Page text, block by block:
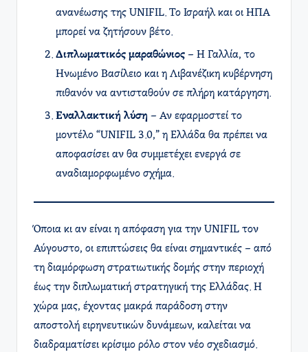
ανανέωσης της UNIFIL. Το Ισραήλ και οι ΗΠΑ
μπορεί να ζητήσουν βέτο.
Διπλωματικός μαραθώνιος – Η Γαλλία, το
Ηνωμένο Βασίλειο και η Λιβανέζικη κυβέρνηση
πιθανόν να αντισταθούν σε πλήρη κατάργηση.
Εναλλακτική λύση – Αν εφαρμοστεί το
μοντέλο “UNIFIL 3.0,” η Ελλάδα θα πρέπει να
αποφασίσει αν θα συμμετέχει ενεργά σε
αναδιαμορφωμένο σχήμα.
Όποια κι αν είναι η απόφαση για την UNIFIL τον
Αύγουστο, οι επιπτώσεις θα είναι σημαντικές – από
τη διαμόρφωση στρατιωτικής δομής στην περιοχή
έως την διπλωματική στρατηγική της Ελλάδας. Η
χώρα μας, έχοντας μακρά παράδοση στην
αποστολή ειρηνευτικών δυνάμεων, καλείται να
διαδραματίσει κρίσιμο ρόλο στον νέο σχεδιασμό.